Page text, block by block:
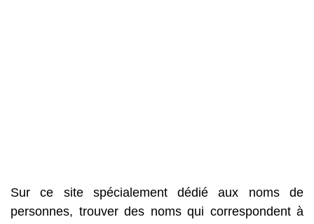
Sur ce site spécialement dédié aux noms de
personnes, trouver des noms qui correspondent à